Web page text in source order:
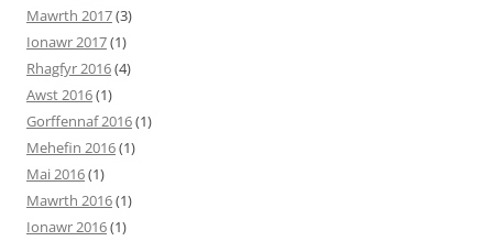
Mawrth 2017(3)
Ionawr 2017(1)
Rhagfyr 2016(4)
Awst 2016(1)
Gorffennaf 2016(1)
Mehefin 2016(1)
Mai 2016(1)
Mawrth 2016(1)
Ionawr 2016(1)